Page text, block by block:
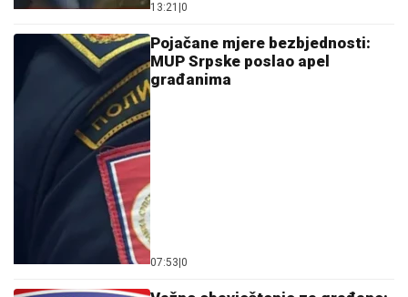
13:21 0
Pojačane mjere bezbjednosti:
MUP Srpske poslao apel
građanima
07:53 0